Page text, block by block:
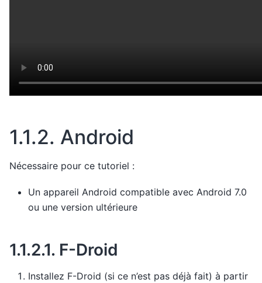
1.1.2. Android
Nécessaire pour ce tutoriel :
Un appareil Android compatible avec Android 7.0
ou une version ultérieure
1.1.2.1. F-Droid
Installez F-Droid (si ce n’est pas déjà fait) à partir